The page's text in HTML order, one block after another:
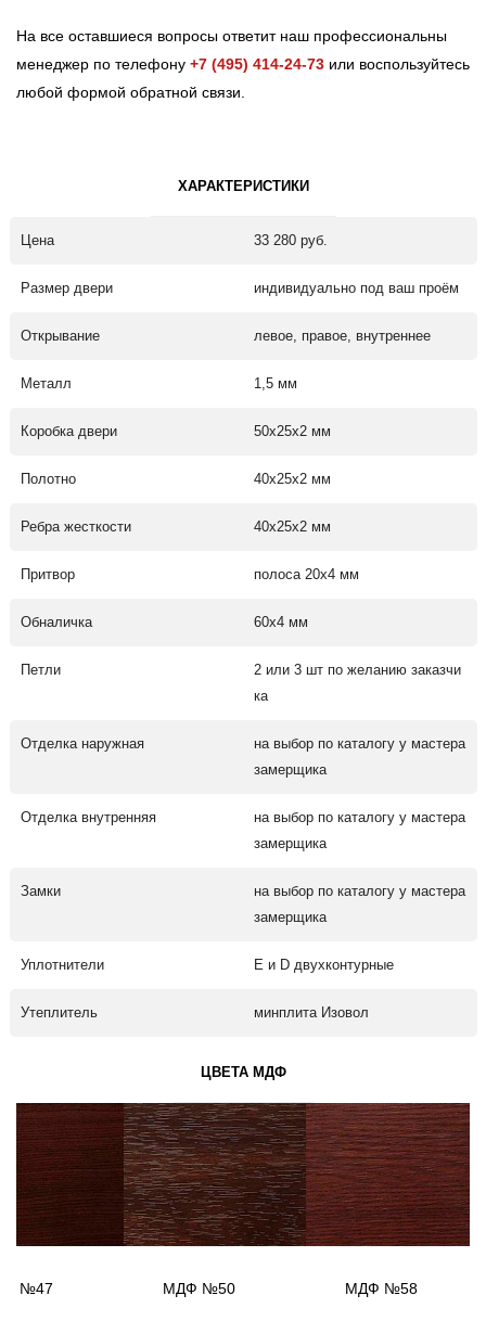
На все оставшиеся вопросы ответит наш профессиональны
менеджер по телефону +7 (495) 414-24-73 или воспользуйтесь
любой формой обратной связи.
ХАРАКТЕРИСТИКИ
Цена 33 280 руб.
Размер двери индивидуально под ваш проём
Открывание левое, правое, внутреннее
Металл 1,5 мм
Коробка двери 50х25х2 мм
Полотно 40х25х2 мм
Ребра жесткости 40х25х2 мм
Притвор полоса 20х4 мм
Обналичка 60х4 мм
Петли
2 или 3 шт по желанию заказчи
ка
Отделка наружная
на выбор по каталогу у мастера
замерщика
Отделка внутренняя
на выбор по каталогу у мастера
замерщика
Замки
на выбор по каталогу у мастера
замерщика
Уплотнители Е и D двухконтурные
Утеплитель минплита Изовол
ЦВЕТА МДФ
№47 МДФ №50 МДФ №58